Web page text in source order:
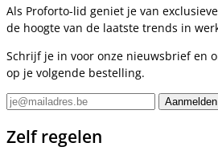
Als Proforto-lid geniet je van
de hoogte van de laatste trends in
Schrijf je in voor onze nieuwsbrief en
op je volgende bestelling.
Zelf regelen